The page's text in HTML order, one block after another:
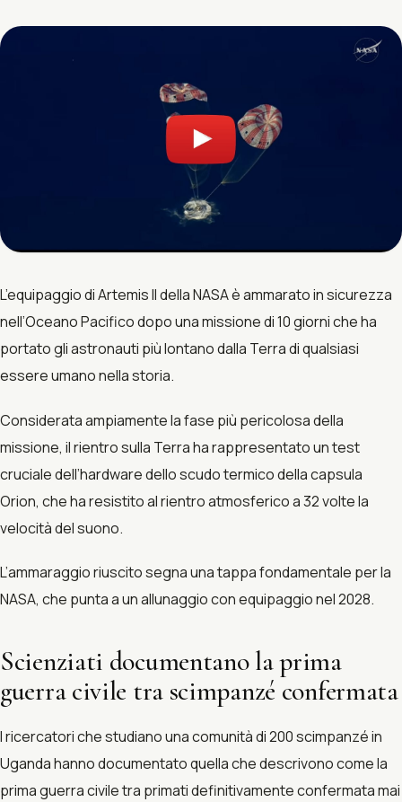
L’equipaggio di Artemis II della NASA è ammarato in sicurezza
nell’Oceano Pacifico dopo una missione di 10 giorni che ha
portato gli astronauti più lontano dalla Terra di qualsiasi
essere umano nella storia.
Considerata ampiamente la fase più pericolosa della
missione, il rientro sulla Terra ha rappresentato un test
cruciale dell’hardware dello scudo termico della capsula
Orion, che ha resistito al rientro atmosferico a 32 volte la
velocità del suono.
L’ammaraggio riuscito segna una tappa fondamentale per la
NASA, che punta a un allunaggio con equipaggio nel 2028.
Scienziati documentano la prima
guerra civile tra scimpanzé confermata
I ricercatori che studiano una comunità di 200 scimpanzé in
Uganda hanno documentato quella che descrivono come la
prima guerra civile tra primati definitivamente confermata mai